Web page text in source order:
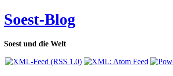
Soest-Blog
Soest und die Welt